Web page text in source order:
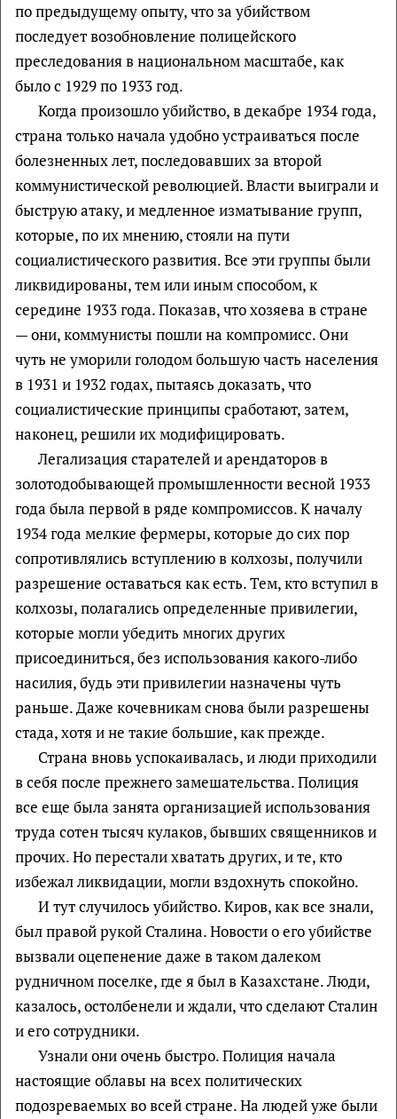
по предыдущему опыту, что за убийством
последует возобновление полицейского
преследования в национальном масштабе, как
было с 1929 по 1933 год.
Когда произошло убийство, в декабре 1934 года,
страна только начала удобно устраиваться после
болезненных лет, последовавших за второй
коммунистической революцией. Власти выиграли и
быструю атаку, и медленное изматывание групп,
которые, по их мнению, стояли на пути
социалистического развития. Все эти группы были
ликвидированы, тем или иным способом, к
середине 1933 года. Показав, что хозяева в стране
— они, коммунисты пошли на компромисс. Они
чуть не уморили голодом большую часть населения
в 1931 и 1932 годах, пытаясь доказать, что
социалистические принципы сработают, затем,
наконец, решили их модифицировать.
Легализация старателей и арендаторов в
золотодобывающей промышленности весной 1933
года была первой в ряде компромиссов. К началу
1934 года мелкие фермеры, которые до сих пор
сопротивлялись вступлению в колхозы, получили
разрешение оставаться как есть. Тем, кто вступил в
колхозы, полагались определенные привилегии,
которые могли убедить многих других
присоединиться, без использования какого-либо
насилия, будь эти привилегии назначены чуть
раньше. Даже кочевникам снова были разрешены
стада, хотя и не такие большие, как прежде.
Страна вновь успокаивалась, и люди приходили
в себя после прежнего замешательства. Полиция
все еще была занята организацией использования
труда сотен тысяч кулаков, бывших священников и
прочих. Но перестали хватать других, и те, кто
избежал ликвидации, могли вздохнуть спокойно.
И тут случилось убийство. Киров, как все знали,
был правой рукой Сталина. Новости о его убийстве
вызвали оцепенение даже в таком далеком
рудничном поселке, где я был в Казахстане. Люди,
казалось, остолбенели и ждали, что сделают Сталин
и его сотрудники.
Узнали они очень быстро. Полиция начала
настоящие облавы на всех политических
подозреваемых во всей стране. На людей уже были